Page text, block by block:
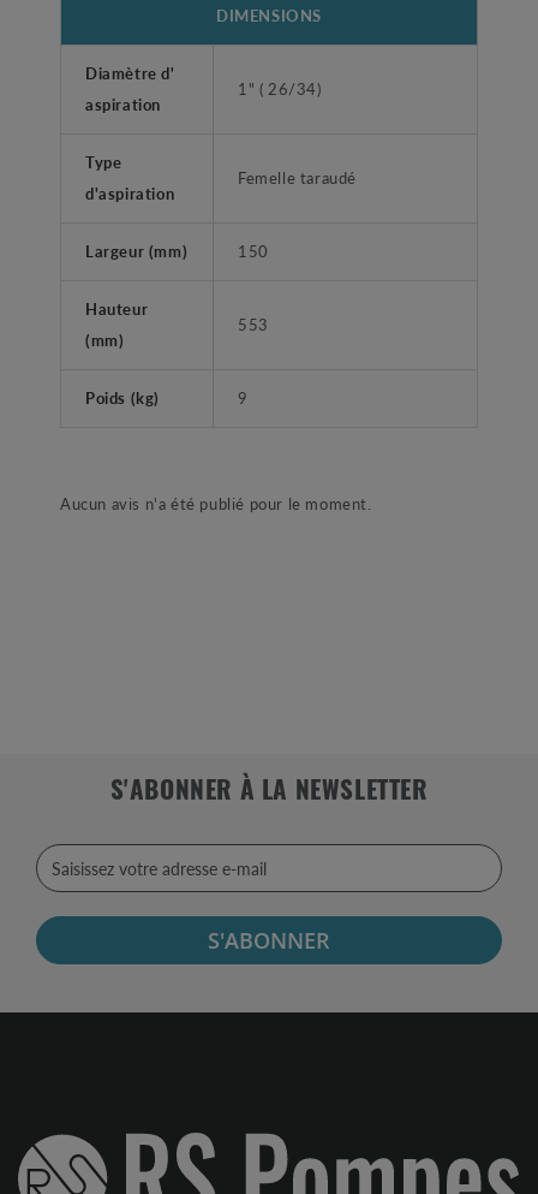
DIMENSIONS
Diamètre d'
aspiration
1" ( 26/34)
Type
d'aspiration
Femelle taraudé
Largeur (mm) 150
Hauteur
(mm)
553
Poids (kg) 9
Aucun avis n'a été publié pour le moment.
S'ABONNER À LA NEWSLETTER
S'ABONNER